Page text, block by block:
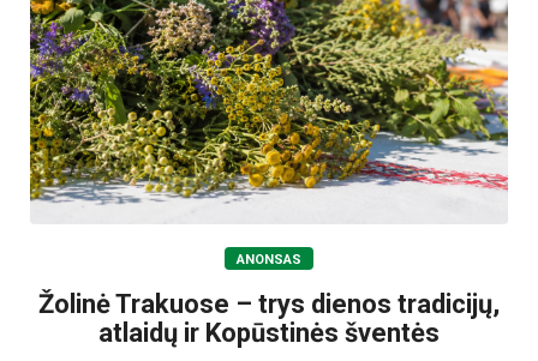
ANONSAS
Žolinė Trakuose – trys dienos tradicijų,
atlaidų ir Kopūstinės šventės